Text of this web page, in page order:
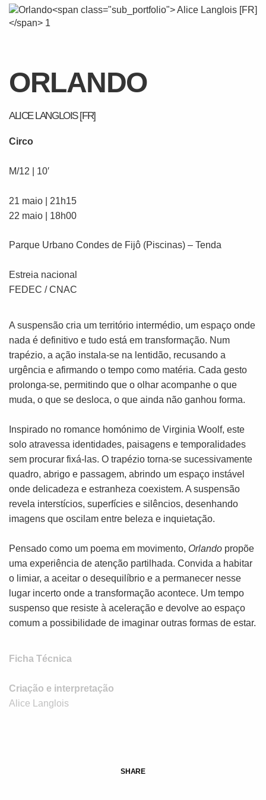
ORLANDO
ALICE LANGLOIS [FR]
Circo
M/12 | 10′
21 maio | 21h15
22 maio | 18h00
Parque Urbano Condes de Fijô (Piscinas) – Tenda
Estreia nacional
FEDEC /CNAC
A suspensão cria um território intermédio, um espaço onde
nada é definitivo e tudo está em transformação. Num
trapézio, a ação instala-se na lentidão, recusando a
urgência e afirmando o tempo como matéria. Cada gesto
prolonga-se, permitindo que o olhar acompanhe o que
muda, o que se desloca, o que ainda não ganhou forma.
Inspirado no romance homónimo de Virginia Woolf, este
solo atravessa identidades, paisagens e temporalidades
sem procurar fixá-las. O trapézio torna-se sucessivamente
quadro, abrigo e passagem, abrindo um espaço instável
onde delicadeza e estranheza coexistem. A suspensão
revela interstícios, superfícies e silêncios, desenhando
imagens que oscilam entre beleza e inquietação.
Pensado como um poema em movimento, Orlando propõe
uma experiência de atenção partilhada. Convida a habitar
o limiar, a aceitar o desequilíbrio e a permanecer nesse
lugar incerto onde a transformação acontece. Um tempo
suspenso que resiste à aceleração e devolve ao espaço
comum a possibilidade de imaginar outras formas de estar.
Ficha Técnica
Criação e interpretação
Alice Langlois
SHARE